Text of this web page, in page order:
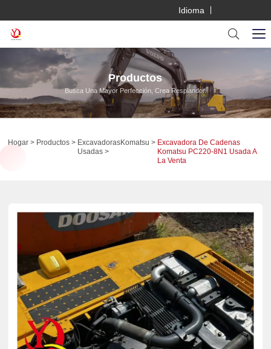
Idioma
Productos
Busca Una Mayor Perfección, Crea Resplandor.
Hogar Productos
Excavadoras
Usadas
Komatsu
Excavadora De Cadenas
Komatsu PC220-8N1 Usada A
La Venta